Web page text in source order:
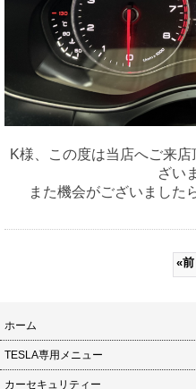
K様、この度は当店へご来
ざい
また機会がございました
«前
ホーム
TESLA専用メニュー
カーセキュリティー